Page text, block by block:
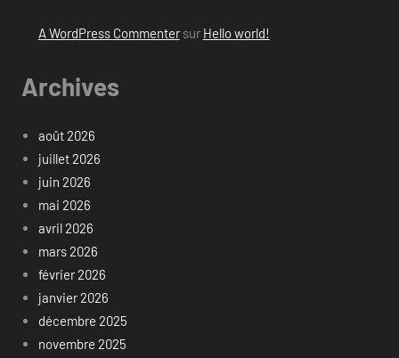
A WordPress Commentersur Hello world!
Archives
août 2026
juillet 2026
juin 2026
mai 2026
avril 2026
mars 2026
février 2026
janvier 2026
décembre 2025
novembre 2025